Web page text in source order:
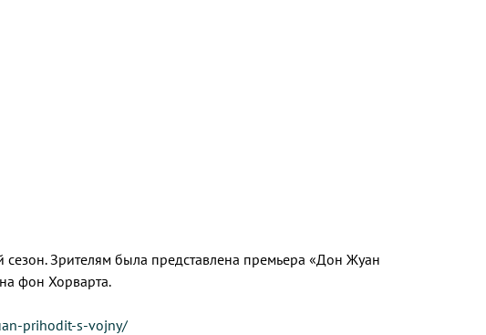
Зрителям была представлена премьера «Дон Жуан
фон Хорварта.
prihodit-s-vojny/